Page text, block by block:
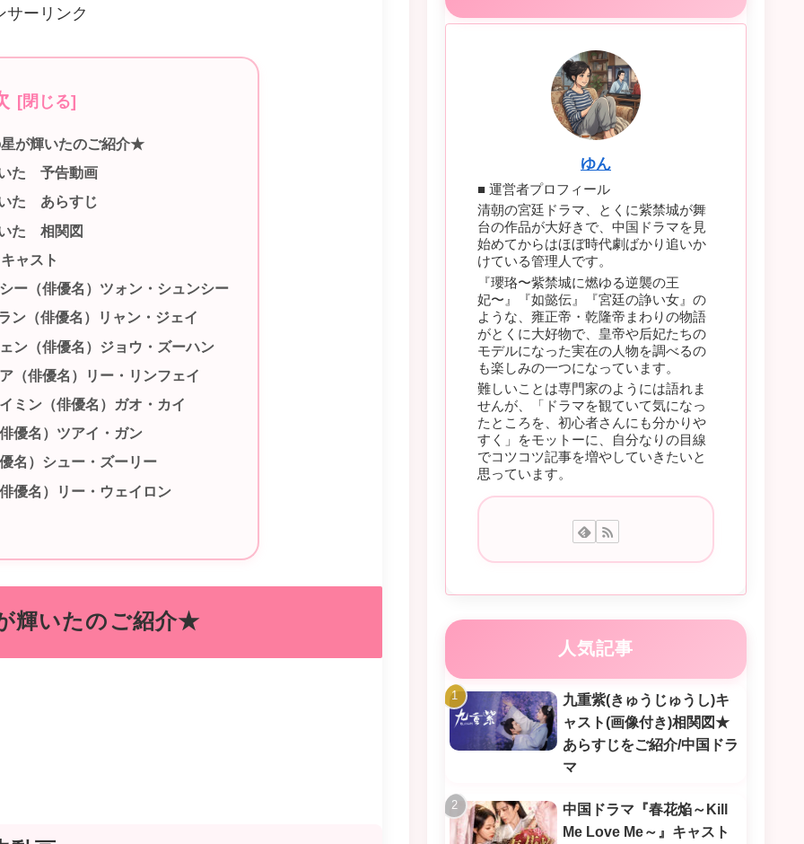
サーリンク
が輝いたのご紹介★
た 予告動画
た あらすじ
た 相関図
ャスト
ー（俳優名）ツォン・シュンシー
ン（俳優名）リャン・ジェイ
ン（俳優名）ジョウ・ズーハン
（俳優名）リー・リンフェイ
ミン（俳優名）ガオ・カイ
優名）ツアイ・ガン
名）シュー・ズーリー
優名）リー・ウェイロン
輝いたのご紹介★
ゆん
■ 運営者プロフィール
清朝の宮廷ドラマ、とくに紫禁城が舞
台の作品が大好きで、中国ドラマを見
始めてからはほぼ時代劇ばかり追いか
けている管理人です。
『瓔珞〜紫禁城に燃ゆる逆襲の王
妃〜』『如懿伝』『宮廷の諍い女』の
ような、雍正帝・乾隆帝まわりの物語
がとくに大好物で、皇帝や后妃たちの
モデルになった実在の人物を調べるの
も楽しみの一つになっています。
難しいことは専門家のようには語れま
せんが、「ドラマを観ていて気になっ
たところを、初心者さんにも分かりや
すく」をモットーに、自分なりの目線
でコツコツ記事を増やしていきたいと
思っています。
人気記事
九重紫(きゅうじゅうし)キ
ャスト(画像付き)相関図★
あらすじをご紹介/中国ドラ
マ
中国ドラマ『春花焔～Kill
Me Love Me～』キャスト